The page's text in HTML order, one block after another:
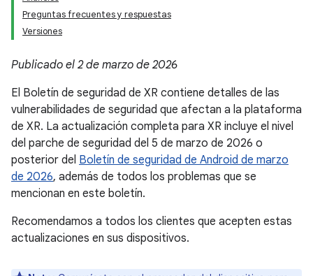
Preguntas frecuentes y respuestas
Versiones
Publicado el 2 de marzo de 2026
El Boletín de seguridad de XR contiene detalles de las
vulnerabilidades de seguridad que afectan a la plataforma
de XR. La actualización completa para XR incluye el nivel
del parche de seguridad del 5 de marzo de 2026 o
posterior del Boletín de seguridad de Android de marzo
de 2026, además de todos los problemas que se
mencionan en este boletín.
Recomendamos a todos los clientes que acepten estas
actualizaciones en sus dispositivos.